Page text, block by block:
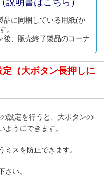
明書はこちら）
品に同梱している用紙(か
。
後、販売終了製品のコーナ
（大ボタン長押しに
設定を行うと、大ボタンの
うにできます。
ミスを防止できます。
さい。